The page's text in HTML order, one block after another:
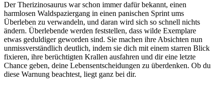
Der Therizinosaurus war schon immer dafür bekannt, einen
harmlosen Waldspaziergang in einen panischen Sprint ums
Überleben zu verwandeln, und daran wird sich so schnell nichts
ändern. Überlebende werden feststellen, dass wilde Exemplare
etwas geduldiger geworden sind. Sie machen ihre Absichten nun
unmissverständlich deutlich, indem sie dich mit einem starren Blick
fixieren, ihre berüchtigten Krallen ausfahren und dir eine letzte
Chance geben, deine Lebensentscheidungen zu überdenken. Ob du
diese Warnung beachtest, liegt ganz bei dir.